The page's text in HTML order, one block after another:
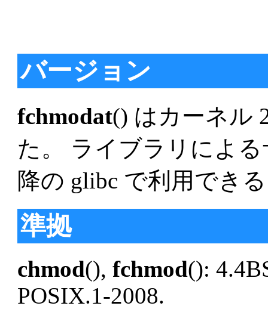
バージョン
fchmodat() はカーネル
た。 ライブラリによ
降の glibc で利用でき
準拠
chmod(),fchmod():
POSIX.1-2008.